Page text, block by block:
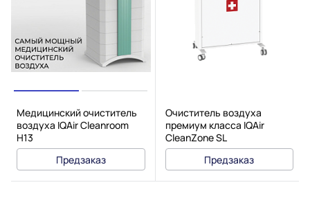
Медицинский очиститель
воздуха IQAir Cleanroom
H13
Предзаказ
Очиститель воздуха
премиум класса IQAir
CleanZone SL
Предзаказ